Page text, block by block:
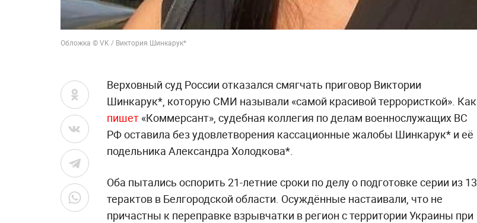
Обложка © VK / Виктория Шинкарук*
Верховный суд России отказался смягчать приговор Виктории
Шинкарук*, которую СМИ называли «самой красивой террористкой». Как
пишет «Коммерсант», судебная коллегия по делам военнослужащих ВС
РФ оставила без удовлетворения кассационные жалобы Шинкарук* и её
подельника Александра Холодкова*.
Оба пытались оспорить 21-летние сроки по делу о подготовке серии из 13
терактов в Белгородской области. Осуждённые настаивали, что не
причастны к переправке взрывчатки в регион с территории Украины при